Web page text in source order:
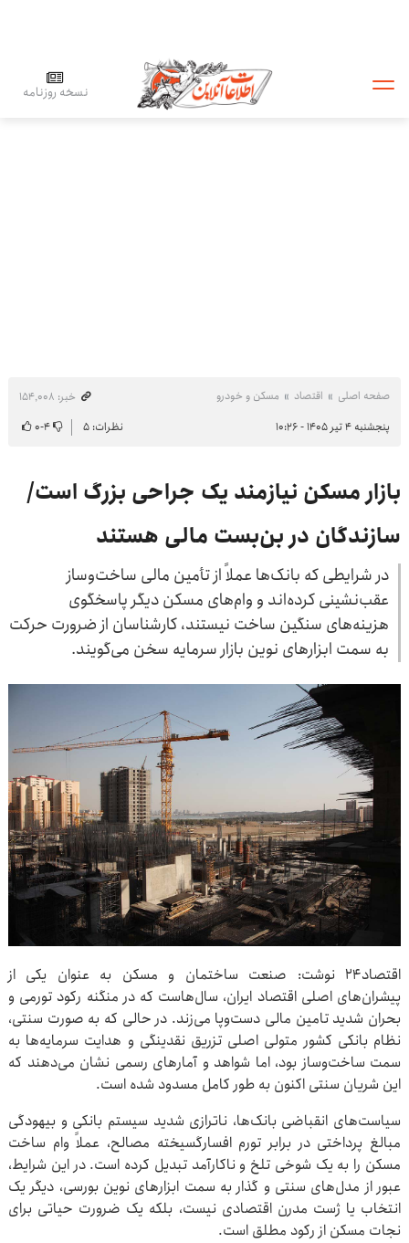
نسخه روزنامه
صفحه اصلی اقتصاد مسکن و خودرو
خبر: ۱۵۴٬۰۰۸
پنجشنبه ۴ تیر ۱۴۰۵ - ۱۰:۲۶
نظرات: ۵ ۴-۰
بازار مسکن نیازمند یک جراحی بزرگ است/
سازندگان در بن‌بست مالی هستند
در شرایطی که بانک‌ها عملاً از تأمین مالی ساخت‌وساز
عقب‌نشینی کرده‌اند و وام‌های مسکن دیگر پاسخگوی
هزینه‌های سنگین ساخت نیستند، کارشناسان از ضرورت حرکت
به سمت ابزارهای نوین بازار سرمایه سخن می‌گویند.
اقتصاد۲۴ نوشت: صنعت ساختمان و مسکن به عنوان یکی از
پیشران‌های اصلی اقتصاد ایران، سال‌هاست که در منگنه رکود تورمی و
بحران شدید تامین مالی دست‌وپا می‌زند. در حالی که به صورت سنتی،
نظام بانکی کشور متولی اصلی تزریق نقدینگی و هدایت سرمایه‌ها به
سمت ساخت‌وساز بود، اما شواهد و آمارهای رسمی نشان می‌دهند که
این شریان سنتی اکنون به طور کامل مسدود شده است.
سیاست‌های انقباضی بانک‌ها، ناترازی شدید سیستم بانکی و بیهودگی
مبالغ پرداختی در برابر تورم افسارگسیخته مصالح، عملاً وام ساخت
مسکن را به یک شوخی تلخ و ناکارآمد تبدیل کرده است. در این شرایط،
عبور از مدل‌های سنتی و گذار به سمت ابزارهای نوین بورسی، دیگر یک
انتخاب یا ژست مدرن اقتصادی نیست، بلکه یک ضرورت حیاتی برای
نجات مسکن از رکود مطلق است.